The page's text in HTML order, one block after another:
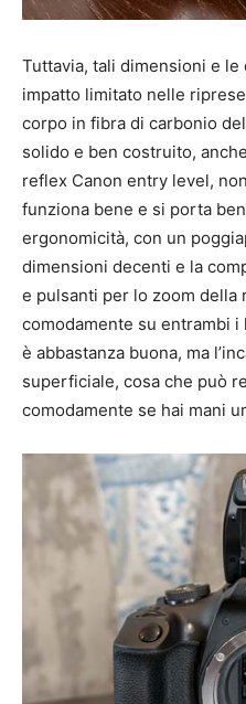
Tuttavia, tali dimensioni e
impatto limitato nelle
corpo in fibra di carbonio
solido e ben costruito,
reflex Canon entry level,
funziona bene e si porta
ergonomicità, con un
dimensioni decenti e la
e pulsanti per lo zoom
comodamente su entrambi i
è abbastanza buona, ma
superficiale, cosa che può
comodamente se hai mani